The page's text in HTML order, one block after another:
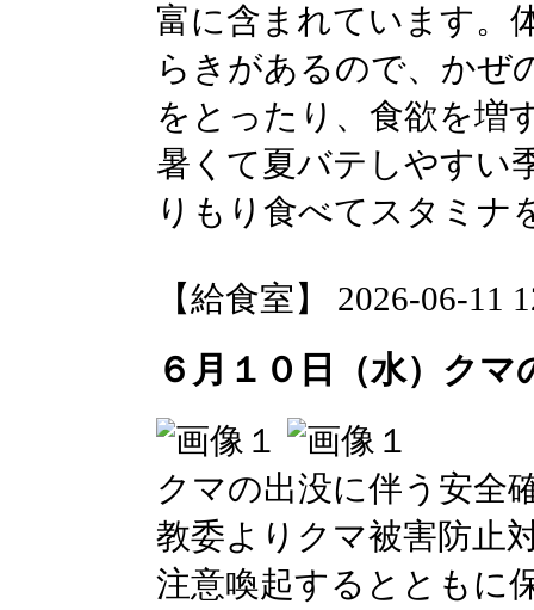
富に含まれています。
らきがあるので、かぜ
をとったり、食欲を増
暑くて夏バテしやすい
りもり食べてスタミナ
【給食室】 2026-06-11
６月１０日（水）ク
クマの出没に伴う安全
教委よりクマ被害防止
注意喚起するとともに